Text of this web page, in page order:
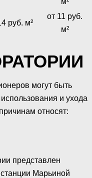
руб. м²
от 11 руб.
м²
могут быть
и ухода
относят:
представлен
Марьиной